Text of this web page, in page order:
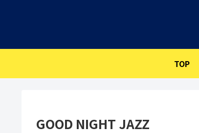
TOP
GOOD NIGHT JAZZ